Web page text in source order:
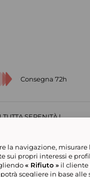
Consegna 72h
TUTTA SERENITÀ !
navigazione,
propri interessi e
« Rifiuto » il cliente
scegliere in base